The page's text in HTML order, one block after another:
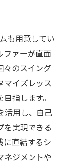
も用意してい
ファーが直面
々のスイング
マイズレッス
指します。
活用し、自己
を実現できる
に直結するシ
ネジメントや